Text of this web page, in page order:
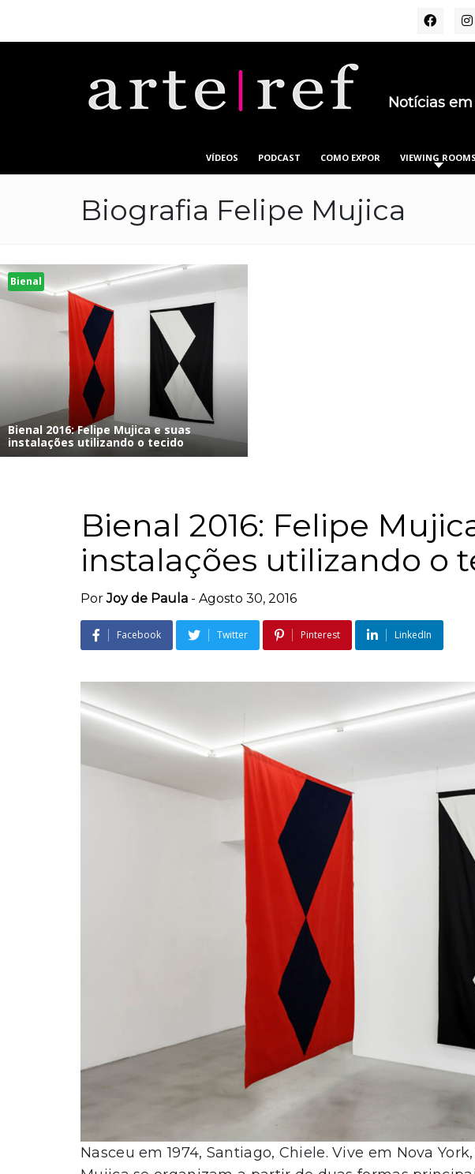
Notícias
VÍDEOS PODCAST COMO EXPOR VIEWING ROOMS
Biografia Felipe Mujica
Bienal
Bienal 2016: Felipe Mujica e suas
instalações utilizando o tecido
Bienal 2016: Felipe
instalações utilizando o
PorJoy de Paula - Agosto 30, 2016
Facebook Twitter Pinterest LinkedIn
Nasceu em 1974, Santiago, Chiele. Vive em Nova